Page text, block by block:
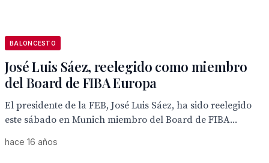
BALONCESTO
José Luis Sáez, reelegido como miembro
del Board de FIBA Europa
El presidente de la FEB, José Luis Sáez, ha sido reelegido
este sábado en Munich miembro del Board de FIBA...
hace 16 años